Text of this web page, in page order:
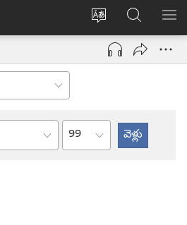
సైట్
భాష
మార్చండి
లాగిన్
(కొత్త
ఓపెన్‌
JW.ORGలో
వెదకండి
అధ్యాయం